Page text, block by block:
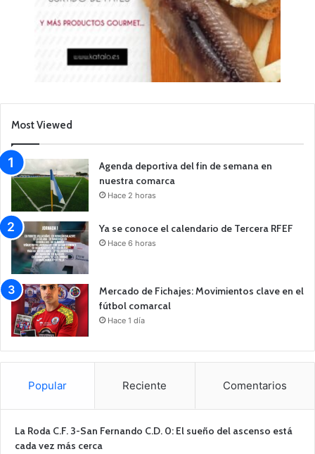
Most Viewed
Agenda deportiva del fin de semana en
nuestra comarca
Hace 2 horas
Ya se conoce el calendario de Tercera RFEF
Hace 6 horas
Mercado de Fichajes: Movimientos clave en el
fútbol comarcal
Hace 1 día
Popular Reciente Comentarios
La Roda C.F. 3-San Fernando C.D. 0: El sueño del ascenso está
cada vez más cerca